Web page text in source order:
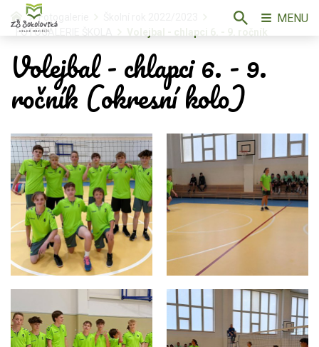
Fotogalerie
FOTOGALERIE ŠKOLA
Volejbal - chlapci 6. - 9.
ročník (okresní kolo)
MENU